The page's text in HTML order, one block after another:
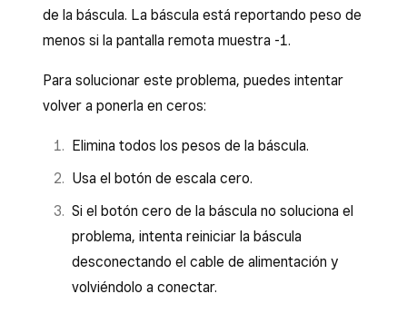
de la báscula. La báscula está reportando peso de
menos si la pantalla remota muestra -1.
Para solucionar este problema, puedes intentar
volver a ponerla en ceros:
Elimina todos los pesos de la báscula.
Usa el botón de escala cero.
Si el botón cero de la báscula no soluciona el
problema, intenta reiniciar la báscula
desconectando el cable de alimentación y
volviéndolo a conectar.